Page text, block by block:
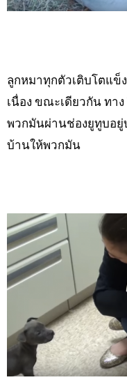
ลูกหมาทุกตัวเติบโตแข็
เนื่อง ขณะเดียวกัน ทาง
พวกมันผ่านช่องยูทูบอยู่
บ้านให้พวกมัน